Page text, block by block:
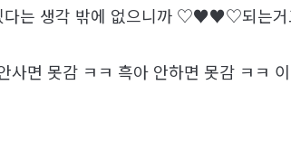
다는 생각 밖에 없으니까 ♡♥♥♡되는거
면 못감 ㅋㅋ 흑아 안하면 못감 ㅋㅋ